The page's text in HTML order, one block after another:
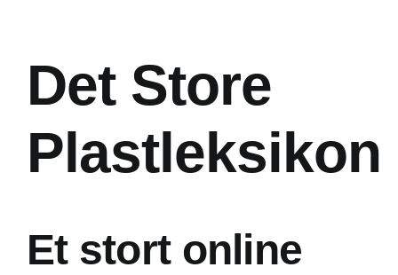
Det Store
Plastleksikon
Et stort online